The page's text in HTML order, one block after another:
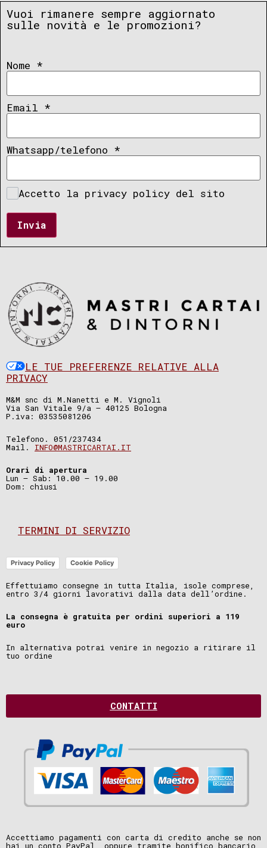
Vuoi rimanere sempre aggiornato
sulle novità e le promozioni?
Nome *
Email *
Whatsapp/telefono *
Accetto la privacy policy del sito
Invia
LE TUE PREFERENZE RELATIVE ALLA
PRIVACY
M&M snc di M.Nanetti e M. Vignoli
Via San Vitale 9/a – 40125 Bologna
P.iva: 03535081206
Telefono. 051/237434
Mail. INFO@MASTRICARTAI.IT
Orari di apertura
Lun – Sab: 10.00 – 19.00
Dom: chiusi
TERMINI DI SERVIZIO
Privacy Policy Cookie Policy
Effettuiamo consegne in tutta Italia, isole comprese,
entro 3/4 giorni lavorativi dalla data dell’ordine.
La consegna è gratuita per ordini superiori a 119
euro
In alternativa potrai venire in negozio a ritirare il
tuo ordine
CONTATTI
Accettiamo pagamenti con carta di credito anche se non
hai un conto PayPal, oppure tramite bonifico bancario